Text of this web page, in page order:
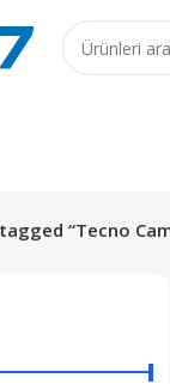
“Tecno